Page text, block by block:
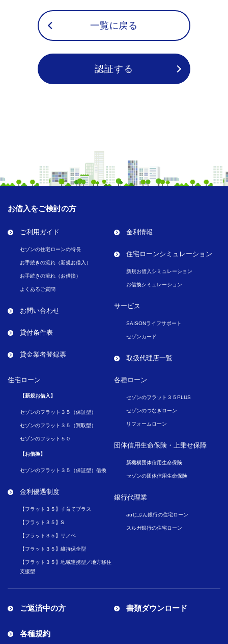
一覧に戻る
認証する
お借入をご検討の方
ご利用ガイド
セゾンの住宅ローンの特長
お手続きの流れ（新規お借入）
お手続きの流れ（お借換）
よくあるご質問
お問い合わせ
貸付条件表
貸金業者登録票
金利情報
住宅ローンシミュレーション
新規お借入シミュレーション
お借換シミュレーション
サービス
SAISONライフサポート
セゾンカード
取扱代理店一覧
住宅ローン
【新規お借入】
セゾンのフラット３５（保証型）
セゾンのフラット３５（買取型）
セゾンのフラット５０
【お借換】
セゾンのフラット３５（保証型）借換
金利優遇制度
【フラット３５】子育てプラス
【フラット３５】S
【フラット３５】リノベ
【フラット３５】維持保全型
【フラット３５】地域連携型／地方移住
支援型
各種ローン
セゾンのフラット３５PLUS
セゾンのつなぎローン
リフォームローン
団体信用生命保険・ 上乗せ保障
新機構団体信用生命保険
セゾンの団体信用生命保険
銀行代理業
auじぶん銀行の住宅ローン
スルガ銀行の住宅ローン
ご返済中の方 書類ダウンロード
各種規約